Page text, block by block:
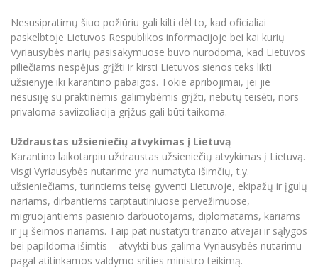
Microsoft Office 365
MRU mobilios programėlės
Pagalbos sistema
Profesinė sąjunga
Kontaktų paieška
Nesusipratimų šiuo požiūriu gali kilti dėl to, kad oficialiai
paskelbtoje Lietuvos Respublikos informacijoje bei kai kurių
Vyriausybės narių pasisakymuose buvo nurodoma, kad Lietuvos
piliečiams nespėjus grįžti ir kirsti Lietuvos sienos teks likti
užsienyje iki karantino pabaigos. Tokie apribojimai, jei jie
nesusiję su praktinėmis galimybėmis grįžti, nebūtų teisėti, nors
privaloma saviizoliacija grįžus gali būti taikoma.
Uždraustas užsieniečių atvykimas į Lietuvą
Karantino laikotarpiu uždraustas užsieniečių atvykimas į Lietuvą.
Visgi Vyriausybės nutarime yra numatyta išimčių, t.y.
užsieniečiams, turintiems teisę gyventi Lietuvoje, ekipažų ir įgulų
nariams, dirbantiems tarptautiniuose pervežimuose,
migruojantiems pasienio darbuotojams, diplomatams, kariams
ir jų šeimos nariams. Taip pat nustatyti tranzito atvejai ir sąlygos
bei papildoma išimtis – atvykti bus galima Vyriausybės nutarimu
pagal atitinkamos valdymo srities ministro teikimą.